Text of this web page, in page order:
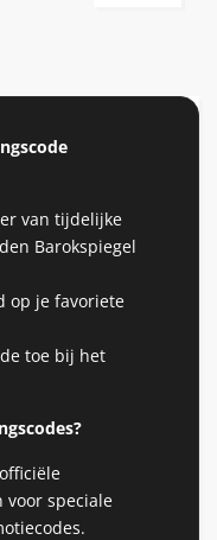
van tijdelijke
Barokspiegel
op je favoriete
toe bij het
voor speciale